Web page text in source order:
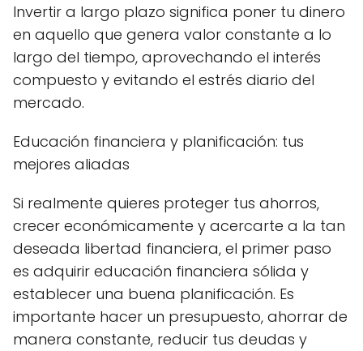
Invertir a largo plazo significa poner tu dinero
en aquello que genera valor constante a lo
largo del tiempo, aprovechando el interés
compuesto y evitando el estrés diario del
mercado.
Educación financiera y planificación: tus
mejores aliadas
Si realmente quieres proteger tus ahorros,
crecer económicamente y acercarte a la tan
deseada libertad financiera, el primer paso
es adquirir educación financiera sólida y
establecer una buena planificación. Es
importante hacer un presupuesto, ahorrar de
manera constante, reducir tus deudas y